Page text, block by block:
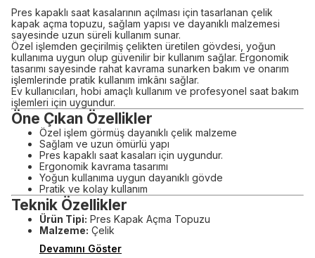
Pres kapaklı saat kasalarının açılması için tasarlanan çelik
kapak açma topuzu, sağlam yapısı ve dayanıklı malzemesi
sayesinde uzun süreli kullanım sunar.
Özel işlemden geçirilmiş çelikten üretilen gövdesi, yoğun
kullanıma uygun olup güvenilir bir kullanım sağlar. Ergonomik
tasarımı sayesinde rahat kavrama sunarken bakım ve onarım
işlemlerinde pratik kullanım imkânı sağlar.
Ev kullanıcıları, hobi amaçlı kullanım ve profesyonel saat bakım
işlemleri için uygundur.
Öne Çıkan Özellikler
Özel işlem görmüş dayanıklı çelik malzeme
Sağlam ve uzun ömürlü yapı
Pres kapaklı saat kasaları için uygundur.
Ergonomik kavrama tasarımı
Yoğun kullanıma uygun dayanıklı gövde
Pratik ve kolay kullanım
Teknik Özellikler
Ürün Tipi: Pres Kapak Açma Topuzu
Malzeme: Çelik
Devamını Göster